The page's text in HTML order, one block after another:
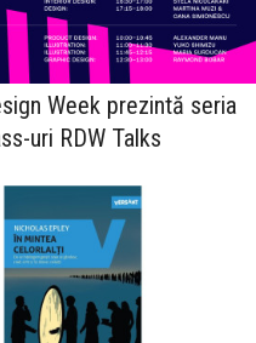
Week prezintă seria
uri RDW Talks